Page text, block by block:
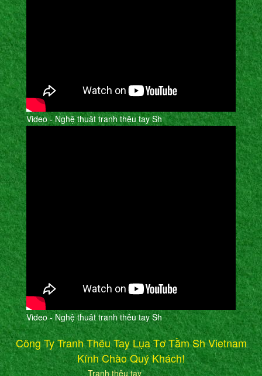
Video - Nghệ thuât tranh thêu tay Sh
Video - Nghệ thuât tranh thêu tay Sh
Công Ty Tranh Thêu Tay Lụa Tơ Tằm Sh Vietnam
Kính Chào Quý Khách!
Tranh thêu tay